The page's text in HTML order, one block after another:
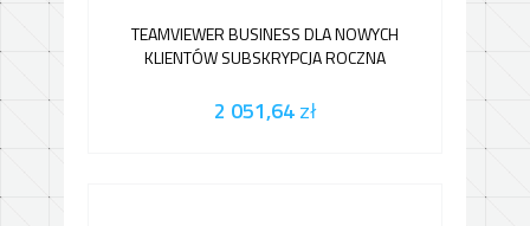
TEAMVIEWER BUSINESS DLA NOWYCH
KLIENTÓW SUBSKRYPCJA ROCZNA
2 051,64zł